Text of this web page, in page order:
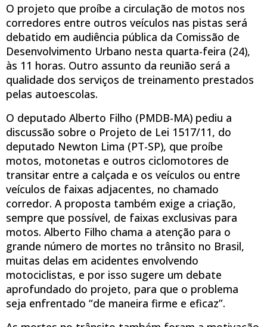
O projeto que proíbe a circulação de motos nos
corredores entre outros veículos nas pistas será
debatido em audiência pública da Comissão de
Desenvolvimento Urbano nesta quarta-feira (24),
às 11 horas. Outro assunto da reunião será a
qualidade dos serviços de treinamento prestados
pelas autoescolas.
O deputado Alberto Filho (PMDB-MA) pediu a
discussão sobre o Projeto de Lei 1517/11, do
deputado Newton Lima (PT-SP), que proíbe
motos, motonetas e outros ciclomotores de
transitar entre a calçada e os veículos ou entre
veículos de faixas adjacentes, no chamado
corredor. A proposta também exige a criação,
sempre que possível, de faixas exclusivas para
motos. Alberto Filho chama a atenção para o
grande número de mortes no trânsito no Brasil,
muitas delas em acidentes envolvendo
motociclistas, e por isso sugere um debate
aprofundado do projeto, para que o problema
seja enfrentado “de maneira firme e eficaz”.